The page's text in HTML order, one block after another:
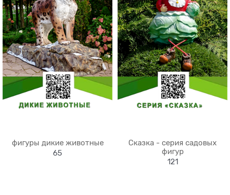
фигуры дикие животные
65
Сказка - серия садовых
фигур
121